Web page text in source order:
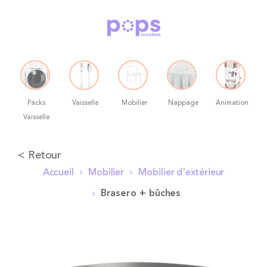
Packs
Vaisselle
Vaisselle Mobilier Nappage Animation
Allez
contenu
< Retour
Accueil Mobilier Mobilier d'extérieur
Brasero + bûches